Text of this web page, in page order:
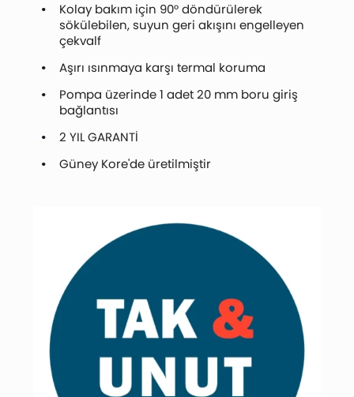
Kolay bakım için 90° döndürülerek
sökülebilen, suyun geri akışını engelleyen
çekvalf
Aşırı ısınmaya karşı termal koruma
Pompa üzerinde 1 adet 20 mm boru giriş
bağlantısı
2 YIL GARANTİ
Güney Kore'de üretilmiştir